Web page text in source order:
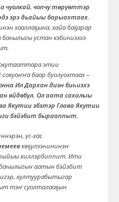
чуолкай, чопчу төрүөттэр
эрэ дьайыы барыахтаах.
хааллаҕына, хайа баҕарар
устан кэбиһиэххэ
этии
баар буолуохтаах –
Ил Дархан диэн биһиэхэ
өйдөбүл. Ол аата сахалыы
Якутии эбэтэр Глава Якутии
бэйэбит бырааппыт.
үс-хас
көҕүлээһининэн
киллэрбиппит. Ити
аатын бэйэбит
култуурабытыгар
тэҥ суолталааҕын